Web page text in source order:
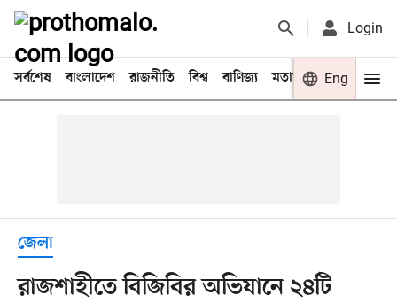
Login
সর্বশেষ বাংলাদেশ রাজনীতি বিশ্ব বাণিজ্য মতামত খেলা
Eng
জেলা
রাজশাহীতে বিজিবির অভিযানে ২৪টি